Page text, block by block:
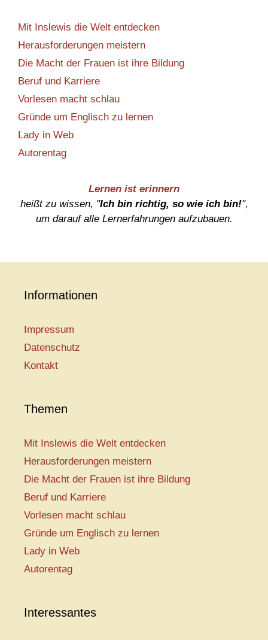
Mit Inslewis die Welt entdecken
Herausforderungen meistern
Die Macht der Frauen ist ihre Bildung
Beruf und Karriere
Vorlesen macht schlau
Gründe um Englisch zu lernen
Lady in Web
Autorentag
Lernen ist erinnern
heißt zu wissen, "Ich bin richtig, so wie ich bin!",
um darauf alle Lernerfahrungen aufzubauen.
Informationen
Impressum
Datenschutz
Kontakt
Themen
Mit Inslewis die Welt entdecken
Herausforderungen meistern
Die Macht der Frauen ist ihre Bildung
Beruf und Karriere
Vorlesen macht schlau
Gründe um Englisch zu lernen
Lady in Web
Autorentag
Interessantes